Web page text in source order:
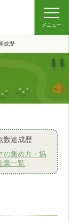
メニュー
成歴
数達成歴
の集め方・協
業一覧